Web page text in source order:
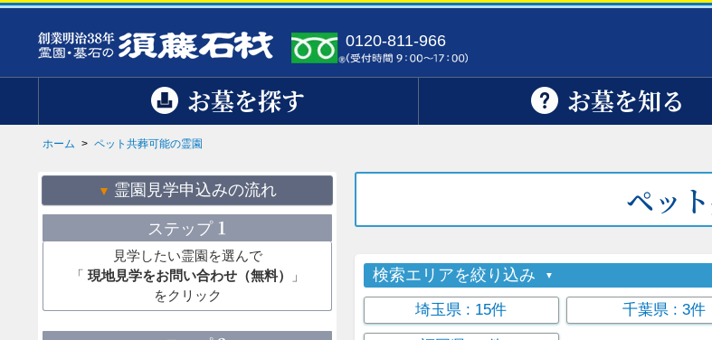
0120-811-966
お墓を探す お墓を知る
ホーム > ペット共葬可能の霊園
霊園見学申込みの流れ
ステップ 1
見学したい霊園を選んで
「 現地見学をお問い合わせ（無料）
」
をクリック
ペッ
検索エリアを絞り込み
埼玉県 : 15件 千葉県 : 3件